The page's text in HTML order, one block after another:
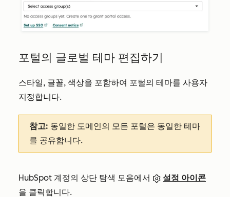
포털의 글로벌 테마 편집하기
스타일, 글꼴, 색상을 포함하여 포털의 테마를 사용자
지정합니다.
참고: 동일한 도메인의 모든 포털은 동일한 테마
를 공유합니다.
HubSpot 계정의 상단 탐색 모음에서
설정 아이콘
을 클릭합니다.